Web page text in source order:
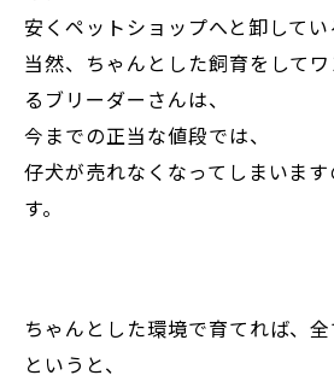
安くペットショップへと卸してい
当然、ちゃんとした飼育をして
るブリーダーさんは、
今までの正当な値段では、
仔犬が売れなくなってしまいま
す。
ちゃんとした環境で育てれば、
というと、